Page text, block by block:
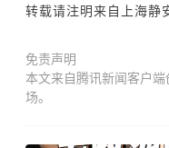
转载请注明来自上海静
免责声明
本文来自腾讯新闻客户
场。